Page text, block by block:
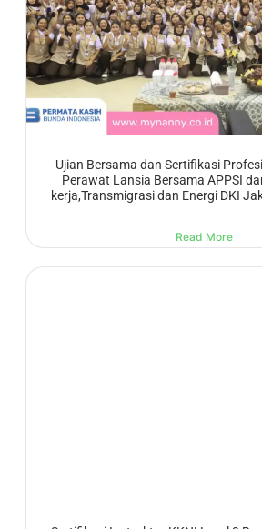
Ujian Bersama dan Sertifikasi
Perawat Lansia Bersama APPSI
kerja,Transmigrasi dan Energi DKI
Read More